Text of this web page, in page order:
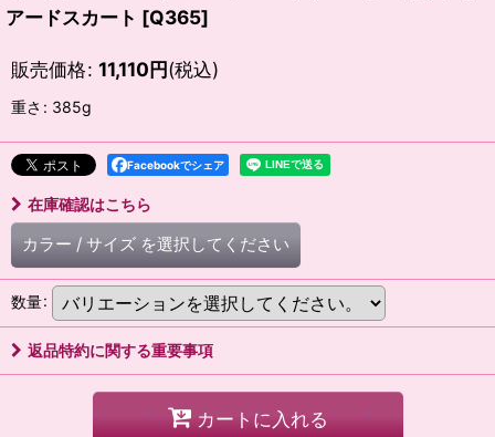
アードスカート [Q365]
販売価格: 11,110円(税込)
重さ : 385g
Facebookでシェア
在庫確認はこちら
カラー / サイズ を選択してください
数量:
返品特約に関する重要事項
カートに入れる